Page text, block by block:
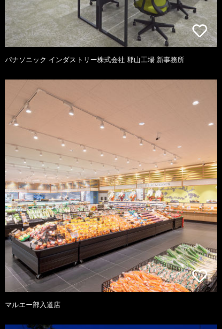
パナソニック インダストリー株式会社 郡山工場 新事務所
マルエー部入道店